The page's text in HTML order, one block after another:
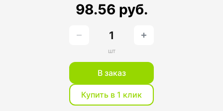
98.56 руб.
шт
В заказ
Купить в 1 клик